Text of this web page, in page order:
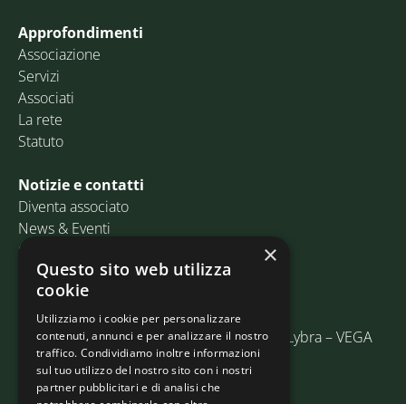
Approfondimenti
Associazione
Servizi
Associati
La rete
Statuto
Notizie e contatti
Diventa associato
News & Eventi
Contatti
Email:info@assosped.it
PEC: assospedvenezia@pec.fedespedi.it
Indirizzo: Via delle Industrie, 19/C Edificio Lybra – VEGA
30175 Marghera (VE)
×
Questo sito web utilizza
cookie
Utilizziamo i cookie per personalizzare
contenuti, annunci e per analizzare il nostro
traffico. Condividiamo inoltre informazioni
sul tuo utilizzo del nostro sito con i nostri
partner pubblicitari e di analisi che